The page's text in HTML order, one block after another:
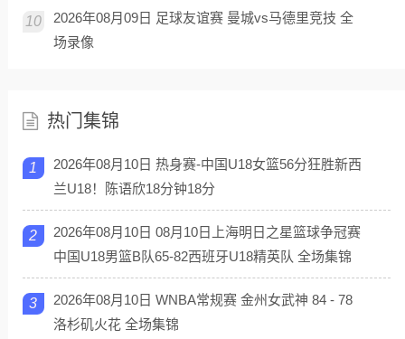
10
2026年08月09日 足球友谊赛 曼城vs马德里竞技 全
场录像
热门集锦
1
2026年08月10日 热身赛-中国U18女篮56分狂胜新西
兰U18！陈语欣18分钟18分
2
2026年08月10日 08月10日上海明日之星篮球争冠赛
中国U18男篮B队65-82西班牙U18精英队 全场集锦
3
2026年08月10日 WNBA常规赛 金州女武神 84 - 78
洛杉矶火花 全场集锦